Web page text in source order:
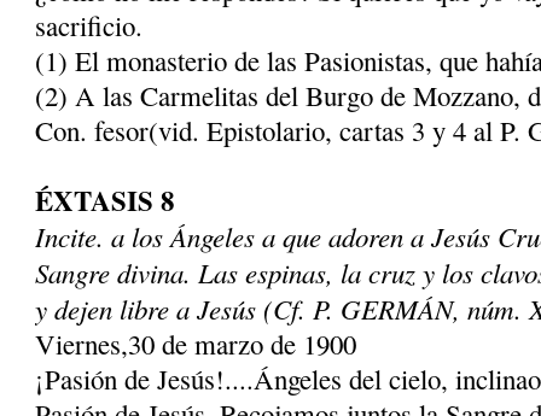
sacrificio.
(1) El monasterio de las Pasionistas, que
(2) A las Carmelitas del Burgo de Mozzano,
Con. fesor(vid. Epistolario, cartas 3 y 4 al P.
ÉXTASIS 8
Incite. a los Ángeles a que adoren a Jesús
San­gre divina. Las espinas, la cruz y los
y dejen libre a Jesús (Cf. P. GERMÁN, núm.
Viernes,30 de marzo de 1900
¡Pasión de Jesús!....Ángeles del cielo,